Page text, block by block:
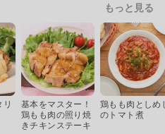
もっと見る
基本をマスター！
鶏もも肉の照り焼
きチキンステーキ
鶏もも肉としめ
のトマト煮